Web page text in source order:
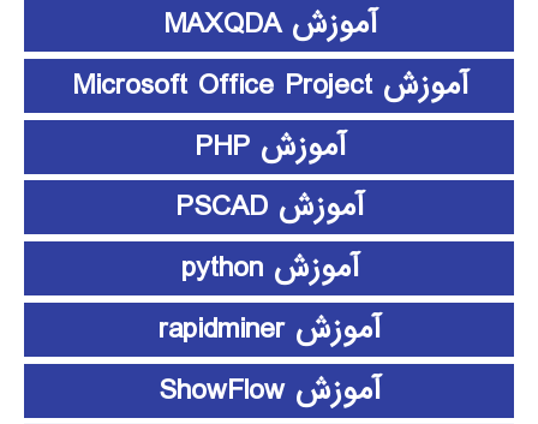
آموزش MAXQDA
آموزش Microsoft Office Project
آموزش PHP
آموزش PSCAD
آموزش python
آموزش rapidminer
آموزش ShowFlow